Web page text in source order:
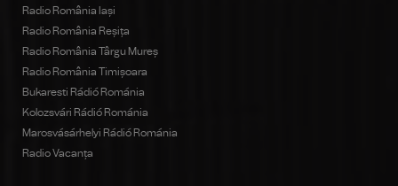
Radio România Iași
Radio România Reșița
Radio România Târgu Mureș
Radio România Timișoara
Bukaresti Rádió Románia
Kolozsvári Rádió Románia
Marosvásárhelyi Rádió Románia
Radio Vacanța